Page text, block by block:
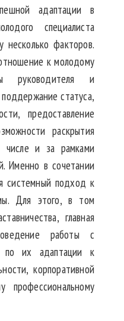
адаптации в
специалиста
факторов.
к молодому
руководителя и
статуса,
предоставление
раскрытия
числе и за рамками
Именно в сочетании
системный подход к
Для этого, в том
главная
работы с
по их адаптации к
корпоративной
профессиональному